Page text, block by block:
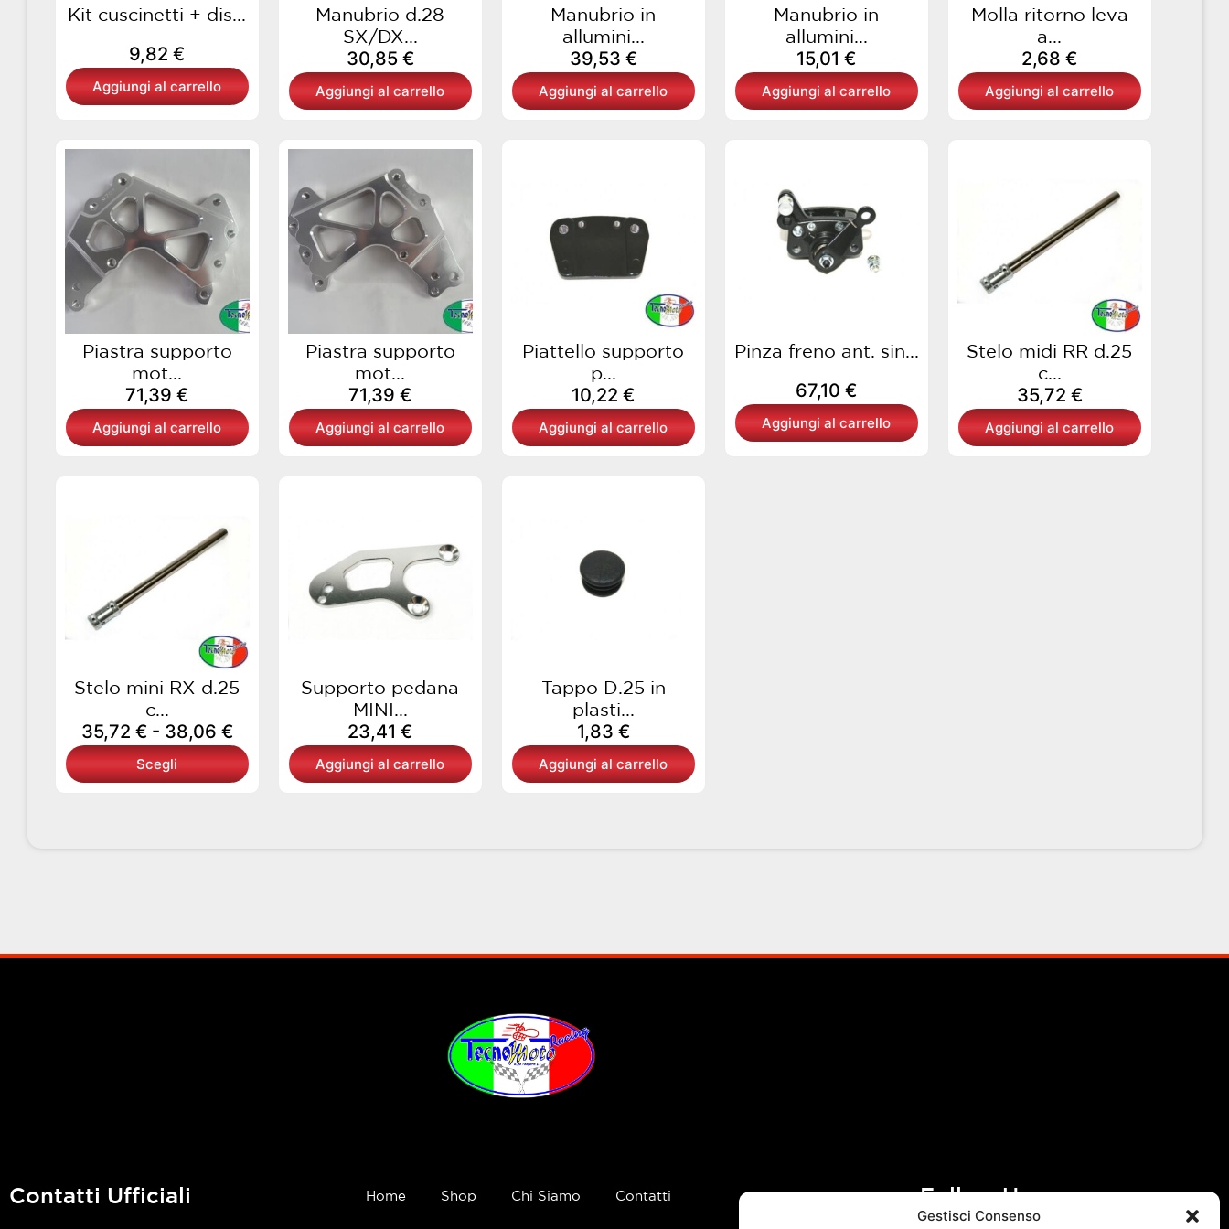
Gestisci Consenso
Kit cuscinetti + dis...
9,82 €
Aggiungi al carrello
Manubrio d.28
SX/DX...
30,85 €
Aggiungi al carrello
Manubrio in
allumini...
39,53 €
Aggiungi al carrello
Manubrio in
allumini...
15,01 €
Aggiungi al carrello
Molla ritorno leva
a...
2,68 €
Aggiungi al carrello
Piastra supporto
mot...
71,39 €
Aggiungi al carrello
Piastra supporto
mot...
71,39 €
Aggiungi al carrello
Piattello supporto
p...
10,22 €
Aggiungi al carrello
Pinza freno ant. sin...
67,10 €
Aggiungi al carrello
Stelo midi RR d.25
c...
35,72 €
Aggiungi al carrello
Stelo mini RX d.25
c...
35,72 € - 38,06 €
Scegli
varianti.
possono
essere
scelte
pagina
del
prodotto
Supporto pedana
MINI...
23,41 €
Aggiungi al carrello
Tappo D.25 in
plasti...
1,83 €
Aggiungi al carrello
Contatti Ufficiali Home Shop Chi Siamo Contatti Follow Us